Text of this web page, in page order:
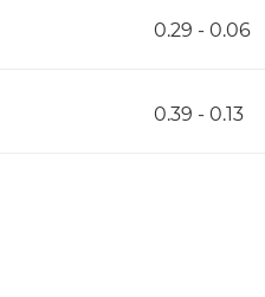
0.29 - 0.06
0.39 - 0.13